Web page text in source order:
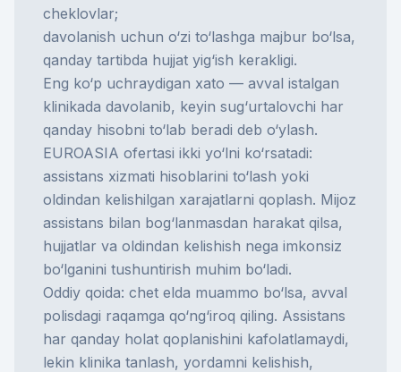
cheklovlar;
davolanish uchun o‘zi to‘lashga majbur bo‘lsa,
qanday tartibda hujjat yig‘ish kerakligi.
Eng ko‘p uchraydigan xato — avval istalgan
klinikada davolanib, keyin sug‘urtalovchi har
qanday hisobni to‘lab beradi deb o‘ylash.
EUROASIA ofertasi ikki yo‘lni ko‘rsatadi:
assistans xizmati hisoblarini to‘lash yoki
oldindan kelishilgan xarajatlarni qoplash. Mijoz
assistans bilan bog‘lanmasdan harakat qilsa,
hujjatlar va oldindan kelishish nega imkonsiz
bo‘lganini tushuntirish muhim bo‘ladi.
Oddiy qoida: chet elda muammo bo‘lsa, avval
polisdagi raqamga qo‘ng‘iroq qiling. Assistans
har qanday holat qoplanishini kafolatlamaydi,
lekin klinika tanlash, yordamni kelishish,